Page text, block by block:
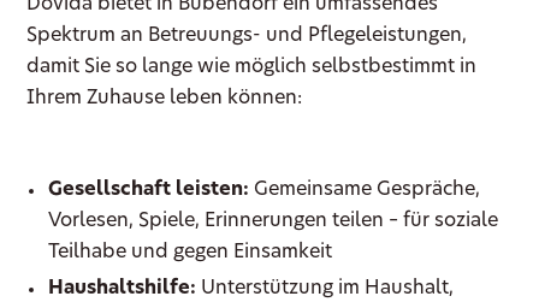
Dovida bietet in Bubendorf ein umfassendes
Spektrum an Betreuungs- und Pflegeleistungen,
damit Sie so lange wie möglich selbstbestimmt in
Ihrem Zuhause leben können:
Gesellschaft leisten: Gemeinsame Gespräche,
Vorlesen, Spiele, Erinnerungen teilen – für soziale
Teilhabe und gegen Einsamkeit
Haushaltshilfe: Unterstützung im Haushalt,